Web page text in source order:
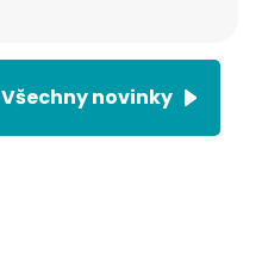
Všechny novinky